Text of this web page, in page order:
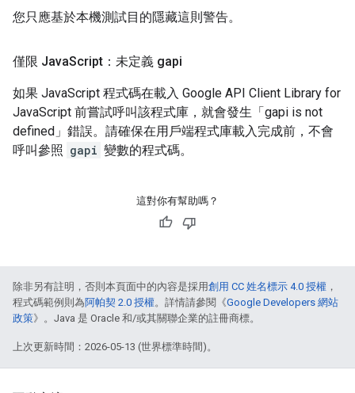
您只應基於本機測試目的隱藏這則警告。
僅限 JavaScript：未定義 gapi
如果 JavaScript 程式碼在載入 Google API Client Library for
JavaScript 前嘗試呼叫該程式庫，就會發生「gapi is not
defined」錯誤。請確保在用戶端程式庫載入完成前，不會
呼叫參照 gapi 變數的程式碼。
這對你有幫助嗎？
除非另有註明，否則本頁面中的內容是採用創用 CC 姓名標示 4.0 授權 ，
程式碼範例則為阿帕契 2.0 授權。詳情請參閱《Google Developers 網站
政策》。Java 是 Oracle 和/或其關聯企業的註冊商標。
上次更新時間：2026-05-13 (世界標準時間)。